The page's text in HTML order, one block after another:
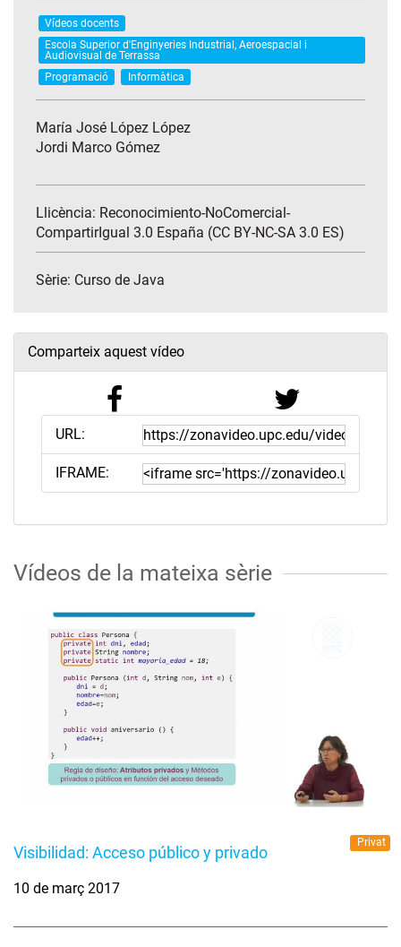
Vídeos docents
Escola Superior d'Enginyeries Industrial, Aeroespacial i
Audiovisual de Terrassa
Programació
Informàtica
María José López López
Jordi Marco Gómez
Llicència: Reconocimiento-NoComercial-
CompartirIgual 3.0 España (CC BY-NC-SA 3.0 ES)
Sèrie: Curso de Java
Comparteix aquest vídeo
URL:
IFRAME:
Vídeos de la mateixa sèrie
Visibilidad: Acceso público y privado
Privat
10 de març 2017